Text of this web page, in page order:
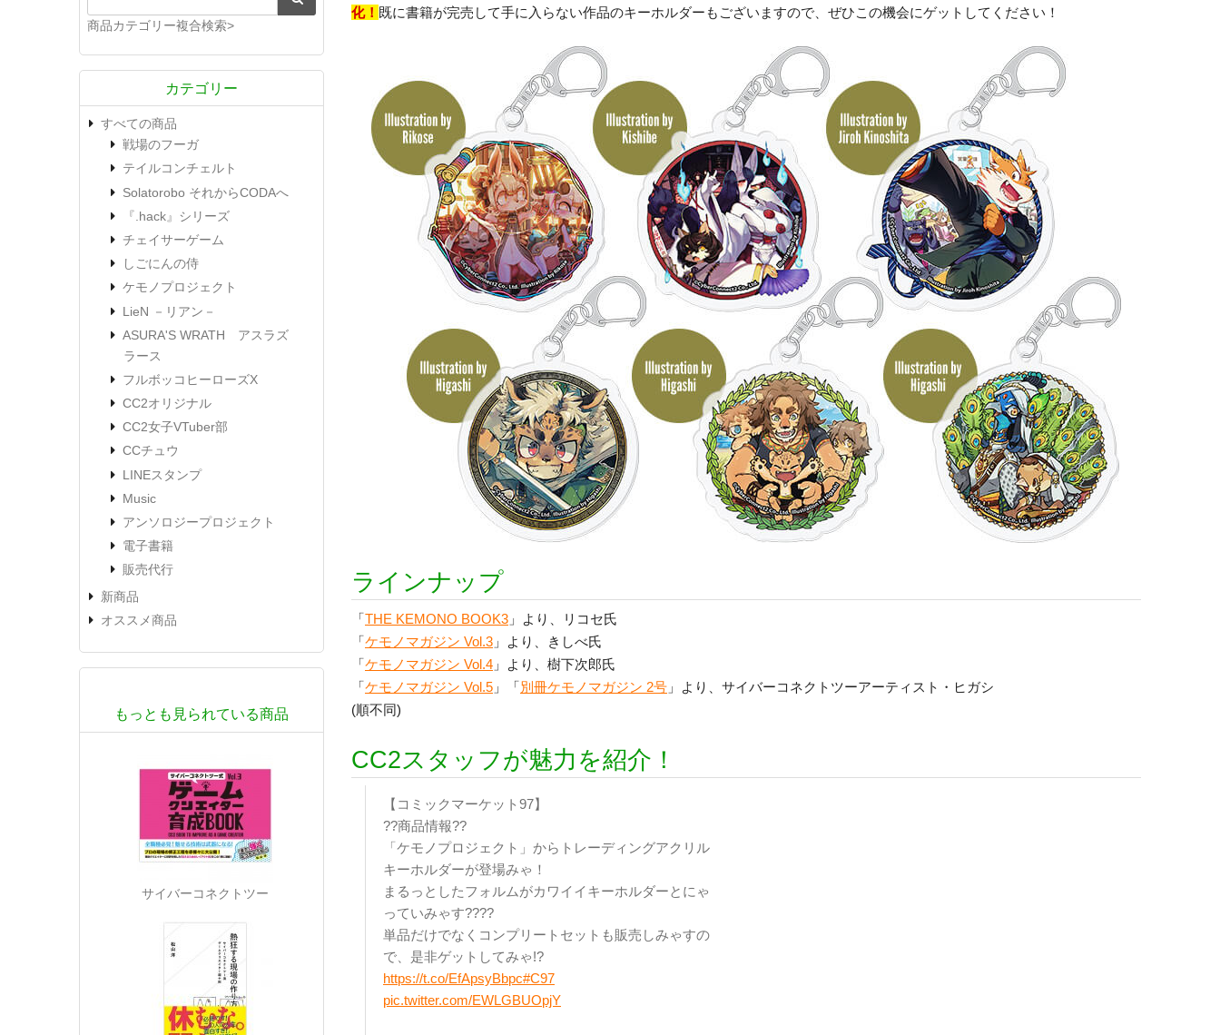
化！ 既に書籍が完売して手に入らない作品のキーホルダーもございますので、ぜひこの機会にゲットしてください！
ラインナップ
「THE KEMONO BOOK3 」より、リコセ氏
「ケモノマガジン Vol.3 」より、きしべ氏
「ケモノマガジン Vol.4 」より、樹下次郎氏
「ケモノマガジン Vol.5 」「別冊ケモノマガジン 2号 」より、サイバーコネクトツーアーティスト・ヒガシ
(順不同)
CC2スタッフが魅力を紹介！
【コミックマーケット97】
??商品情報??
「ケモノプロジェクト」からトレーディングアクリル
キーホルダーが登場みゃ！
まるっとしたフォルムがカワイイキーホルダーとにゃ
っていみゃす????
単品だけでなくコンプリートセットも販売しみゃすの
で、是非ゲットしてみゃ!?
https://t.co/EfApsyBbpc#C97
pic.twitter.com/EWLGBUOpjY
商品カテゴリー複合検索>
カテゴリー
すべての商品
戦場のフーガ
テイルコンチェルト
Solatorobo それからCODAへ
『.hack』シリーズ
チェイサーゲーム
しごにんの侍
ケモノプロジェクト
LieN －リアン－
ASURA'S WRATH アスラズ
ラース
フルボッコヒーローズX
CC2オリジナル
CC2女子VTuber部
CCチュウ
LINEスタンプ
Music
アンソロジープロジェクト
電子書籍
販売代行
新商品
オススメ商品
もっとも見られている商品
サイバーコネクトツー